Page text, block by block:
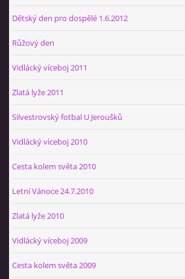
Dětský den pro dospělé 1.6.2012
Růžový den
Vidlácký víceboj 2011
Zlatá lyže 2011
Silvestrovský fotbal U Jeroušků
Vidlácký víceboj 2010
Cesta kolem světa 2010
Letní Vánoce 24.7.2010
Zlatá lyže 2010
Vidlácký víceboj 2009
Cesta kolem světa 2009